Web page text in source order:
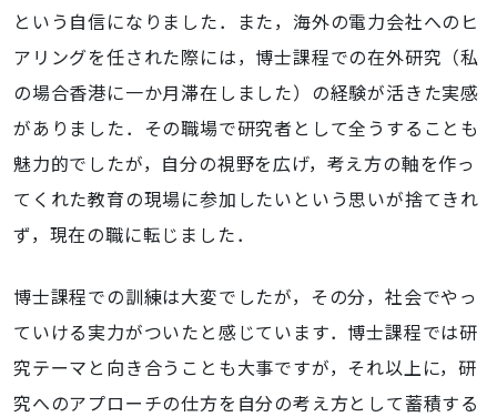
という自信になりました．また，海外の電力会社へのヒ
アリングを任された際には，博士課程での在外研究（私
の場合香港に一か月滞在しました）の経験が活きた実感
がありました．その職場で研究者として全うすることも
魅力的でしたが，自分の視野を広げ，考え方の軸を作っ
てくれた教育の現場に参加したいという思いが捨てきれ
ず，現在の職に転じました．
博士課程での訓練は大変でしたが，その分，社会でやっ
ていける実力がついたと感じています．博士課程では研
究テーマと向き合うことも大事ですが，それ以上に，研
究へのアプローチの仕方を自分の考え方として蓄積する